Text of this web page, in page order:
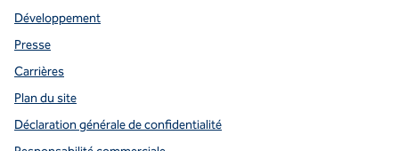
Développement
Presse
Carrières
Plan du site
Déclaration générale de confidentialité